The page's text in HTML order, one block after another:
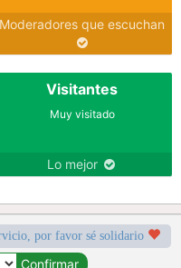
Moderadores que escuchan
Visitantes
Muy visitado
Lo mejor
por favor sé solidario